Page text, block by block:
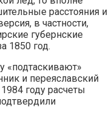
расстояния и
в частности,
губернские
1850 год.
«подтаскивают»
и переяславский
году расчеты